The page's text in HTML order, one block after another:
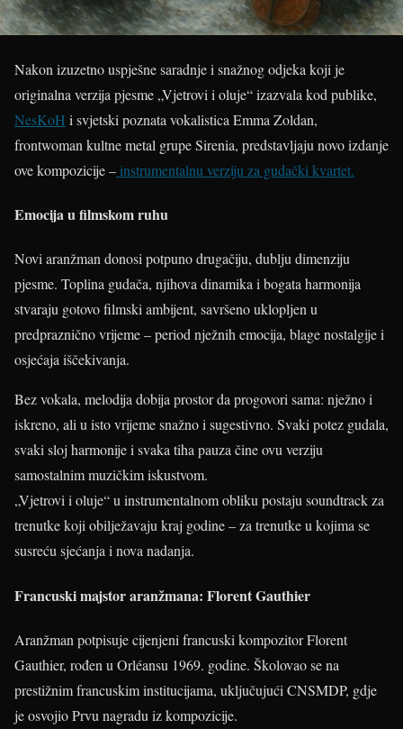
Nakon izuzetno uspješne saradnje i snažnog odjeka koji je
originalna verzija pjesme „Vjetrovi i oluje“ izazvala kod publike,
NesKoH i svjetski poznata vokalistica Emma Zoldan,
frontwoman kultne metal grupe Sirenia, predstavljaju novo izdanje
ove kompozicije – instrumentalnu verziju za gudački kvartet.
Emocija u filmskom ruhu
Novi aranžman donosi potpuno drugačiju, dublju dimenziju
pjesme. Toplina gudača, njihova dinamika i bogata harmonija
stvaraju gotovo filmski ambijent, savršeno uklopljen u
predpraznično vrijeme – period nježnih emocija, blage nostalgije i
osjećaja iščekivanja.
Bez vokala, melodija dobija prostor da progovori sama: nježno i
iskreno, ali u isto vrijeme snažno i sugestivno. Svaki potez gudala,
svaki sloj harmonije i svaka tiha pauza čine ovu verziju
samostalnim muzičkim iskustvom.
„Vjetrovi i oluje“ u instrumentalnom obliku postaju soundtrack za
trenutke koji obilježavaju kraj godine – za trenutke u kojima se
susreću sjećanja i nova nadanja.
Francuski majstor aranžmana: Florent Gauthier
Aranžman potpisuje cijenjeni francuski kompozitor Florent
Gauthier, rođen u Orléansu 1969. godine. Školovao se na
prestižnim francuskim institucijama, uključujući CNSMDP, gdje
je osvojio Prvu nagradu iz kompozicije.